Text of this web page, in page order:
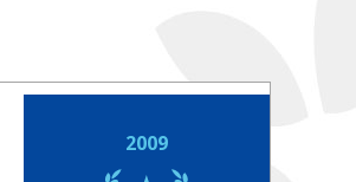
2009